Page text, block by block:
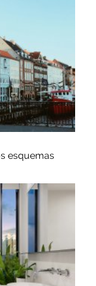
esquemas